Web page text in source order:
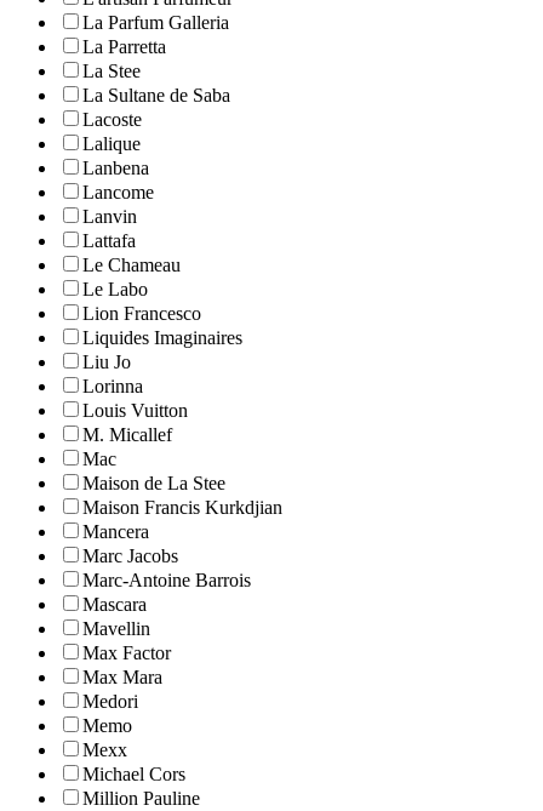
La Parfum Galleria
La Parretta
La Stee
La Sultane de Saba
Lacoste
Lalique
Lanbena
Lancome
Lanvin
Lattafa
Le Chameau
Le Labo
Lion Francesco
Liquides Imaginaires
Liu Jo
Lorinna
Louis Vuitton
M. Micallef
Mac
Maison de La Stee
Maison Francis Kurkdjian
Mancera
Marc Jacobs
Marc-Antoine Barrois
Mascara
Mavellin
Max Factor
Max Mara
Medori
Memo
Mexx
Michael Cors
Million Pauline